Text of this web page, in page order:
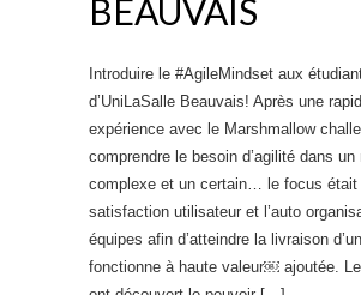
BEAUVAIS
Introduire le #AgileMindset aux
d’UniLaSalle Beauvais! Après une
expérience avec le Marshmallow
comprendre le besoin d’agilité dans un
complexe et un certain… le focus était
satisfaction utilisateur et l’auto
équipes afin d’atteindre la livraison
fonctionne à haute valeur￼ ajoutée.